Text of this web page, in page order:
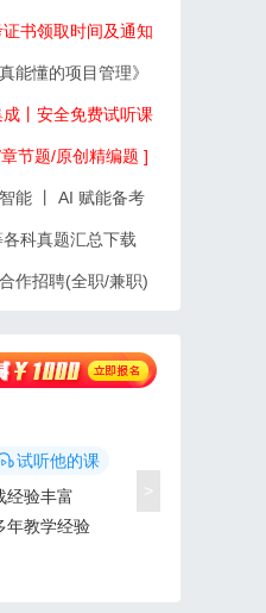
书领取时间及通知
能懂的项目管理》
丨安全免费试听课
节题/原创精编题 ]
能 丨 AI 赋能备考
科真题汇总下载
作招聘(全职/兼职)
试听他的课
经验丰富
年教学经验
>